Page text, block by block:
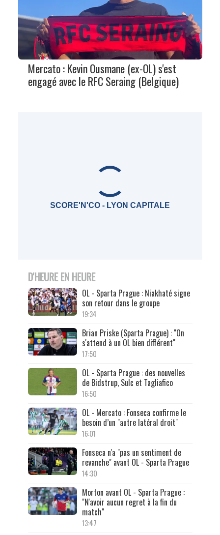
Mercato : Kevin Ousmane (ex-OL) s'est
engagé avec le RFC Seraing (Belgique)
SCORE'N'CO - LYON CAPITALE
D'HEURE EN HEURE
OL - Sparta Prague : Niakhaté signe
son retour dans le groupe
19:34
Brian Priske (Sparta Prague) : "On
s'attend à un OL bien différent"
17:50
OL - Sparta Prague : des nouvelles
de Bidstrup, Sulc et Tagliafico
16:50
OL - Mercato : Fonseca confirme le
besoin d’un "autre latéral droit"
16:01
Fonseca n'a "pas un sentiment de
revanche" avant OL - Sparta Prague
14:30
Morton avant OL - Sparta Prague :
"N'avoir aucun regret à la fin du
match"
13:47